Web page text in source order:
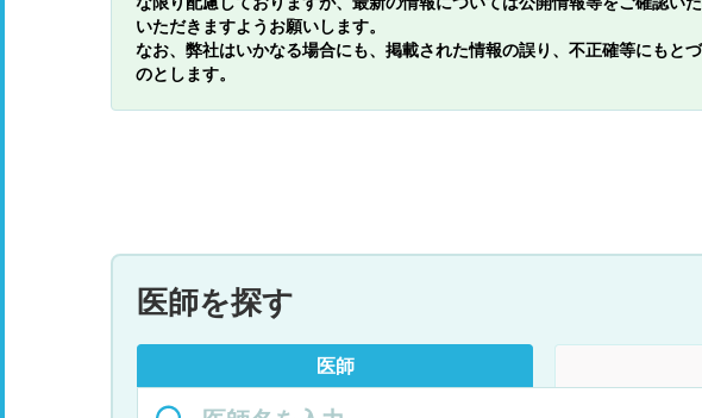
いただきますようお願いします。
なお、弊社はいかなる場合にも、掲載された情報の誤り、不正確等にもと
のとします。
医師を探す
医師